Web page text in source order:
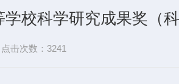
校科学研究成果奖（
点击次数：3241